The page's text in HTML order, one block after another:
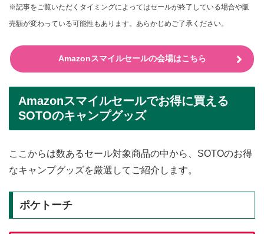
※記事をご覧いただくタイミングによってはセールが終了している場合や販
売額が変わっている可能性もあります。あらかじめご了承ください。
Amazonスマイルセールの会場はこちら
Amazonスマイルセールでお得に買える
SOTOのキャンプグッズ
ここからは数あるセール対象商品の中から、SOTOのお得
なキャンプグッズを厳選してご紹介します。
ポケトーチ